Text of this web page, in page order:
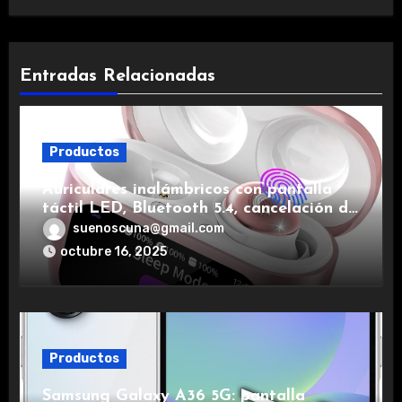
Entradas Relacionadas
Productos
Auriculares inalámbricos con pantalla
táctil LED, Bluetooth 5.4, cancelación de
ruido, impermeables y de larga duración.
suenoscuna@gmail.com
octubre 16, 2025
Productos
Samsung Galaxy A36 5G: pantalla